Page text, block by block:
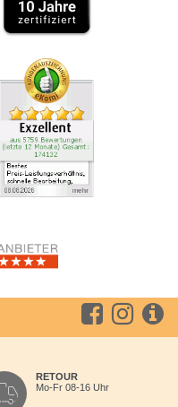
RETOUR
Mo-Fr 08-16 Uhr